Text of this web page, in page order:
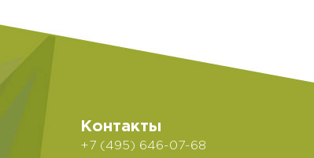
Контакты
+7 (495) 646-07-68